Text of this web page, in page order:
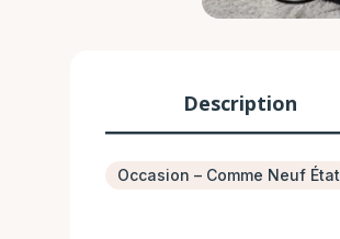
Description
Occasion – Comme Neuf État